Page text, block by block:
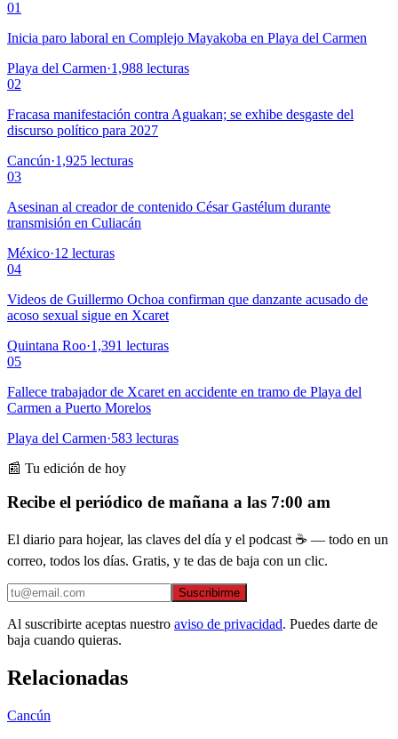
01
Inicia paro laboral en Complejo Mayakoba en Playa del Carmen
Playa del Carmen·1,988 lecturas
02
Fracasa manifestación contra Aguakan; se exhibe desgaste del
discurso político para 2027
Cancún·1,925 lecturas
03
Asesinan al creador de contenido César Gastélum durante
transmisión en Culiacán
México·12 lecturas
04
Videos de Guillermo Ochoa confirman que danzante acusado de
acoso sexual sigue en Xcaret
Quintana Roo·1,391 lecturas
05
Fallece trabajador de Xcaret en accidente en tramo de Playa del
Carmen a Puerto Morelos
Playa del Carmen·583 lecturas
📰 Tu edición de hoy
Recibe el periódico de mañana a las 7:00 am
El diario para hojear, las claves del día y el podcast ☕ — todo en un
correo, todos los días. Gratis, y te das de baja con un clic.
Suscribirme
Al suscribirte aceptas nuestro aviso de privacidad. Puedes darte de
baja cuando quieras.
Relacionadas
Cancún